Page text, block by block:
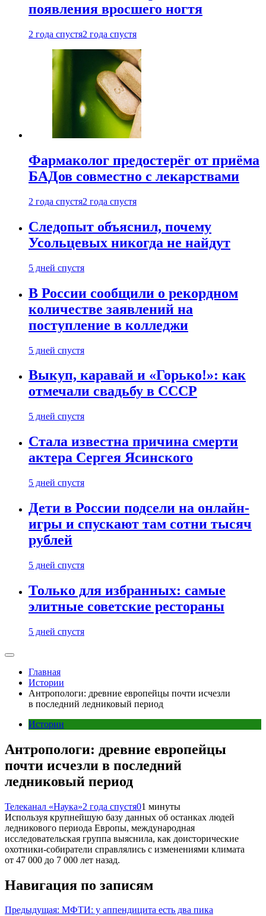
появления вросшего ногтя
2 года спустя2 года спустя
Фармаколог предостерёг от приёма
БАДов совместно с лекарствами
2 года спустя2 года спустя
Следопыт объяснил, почему
Усольцевых никогда не найдут
5 дней спустя
В России сообщили о рекордном
количестве заявлений на
поступление в колледжи
5 дней спустя
Выкуп, каравай и «Горько!»: как
отмечали свадьбу в СССР
5 дней спустя
Стала известна причина смерти
актера Сергея Ясинского
5 дней спустя
Дети в России подсели на онлайн-
игры и спускают там сотни тысяч
рублей
5 дней спустя
Только для избранных: самые
элитные советские рестораны
5 дней спустя
Главная
Истории
Антропологи: древние европейцы почти исчезли
в последний ледниковый период
Истории
Антропологи: древние европейцы
почти исчезли в последний
ледниковый период
Телеканал «Наука»2 года спустя01 минуты
Используя крупнейшую базу данных об останках людей
ледникового периода Европы, международная
исследовательская группа выяснила, как доисторические
охотники-собиратели справлялись с изменениями климата
от 47 000 до 7 000 лет назад.
Навигация по записям
Предыдущая: МФТИ: у аппендицита есть два пика